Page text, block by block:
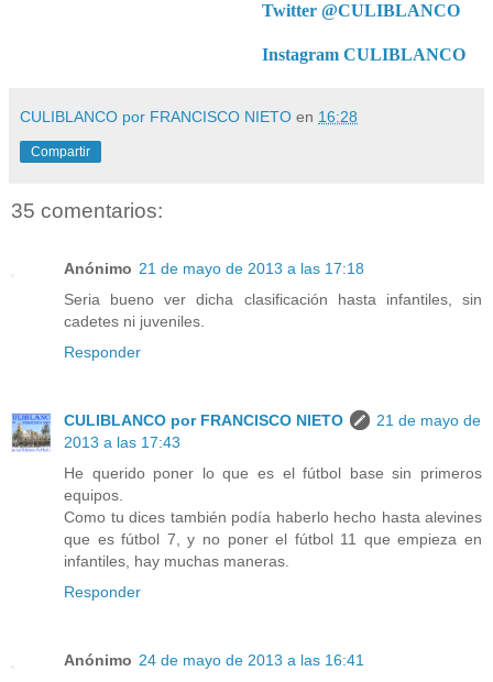
Twitter @CULIBLANCO
Instagram CULIBLANCO
CULIBLANCO por FRANCISCO NIETO en 16:28
Compartir
35 comentarios:
Anónimo 21 de mayo de 2013 a las 17:18
Seria bueno ver dicha clasificación hasta infantiles, sin
cadetes ni juveniles.
Responder
CULIBLANCO por FRANCISCO NIETO
21 de mayo de
2013 a las 17:43
He querido poner lo que es el fútbol base sin primeros
equipos.
Como tu dices también podía haberlo hecho hasta alevines
que es fútbol 7, y no poner el fútbol 11 que empieza en
infantiles, hay muchas maneras.
Responder
Anónimo 24 de mayo de 2013 a las 16:41